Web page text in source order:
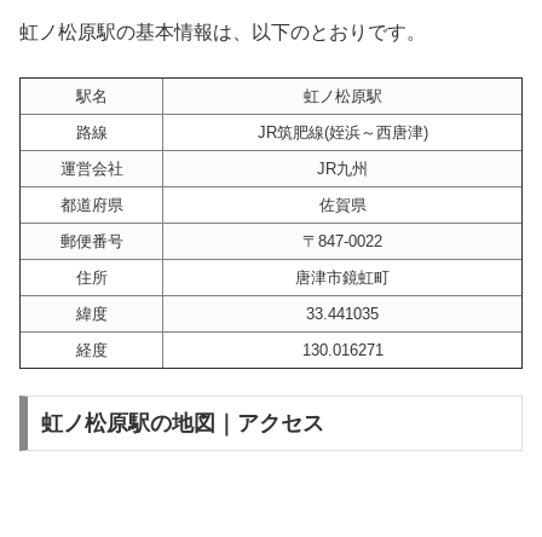
虹ノ松原駅の基本情報は、以下のとおりです。
駅名
虹ノ松原駅
路線
JR筑肥線(姪浜～西唐津)
運営会社
JR九州
都道府県
佐賀県
郵便番号
〒847-0022
住所
唐津市鏡虹町
緯度
33.441035
経度
130.016271
虹ノ松原駅の地図｜アクセス